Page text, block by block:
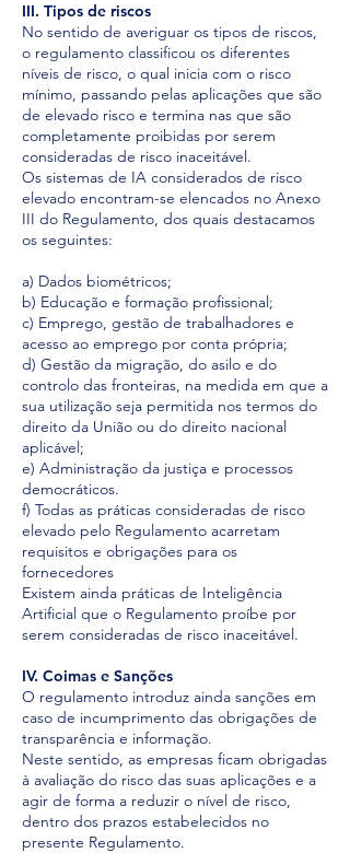
III. Tipos de riscos
No sentido de averiguar os tipos de riscos,
o regulamento classificou os diferentes
níveis de risco, o qual inicia com o risco
mínimo, passando pelas aplicações que são
de elevado risco e termina nas que são
completamente proibidas por serem
consideradas de risco inaceitável.
Os sistemas de IA considerados de risco
elevado encontram-se elencados no Anexo
III do Regulamento, dos quais destacamos
os seguintes:
a) Dados biométricos;
b) Educação e formação profissional;
c) Emprego, gestão de trabalhadores e
acesso ao emprego por conta própria;
d) Gestão da migração, do asilo e do
controlo das fronteiras, na medida em que a
sua utilização seja permitida nos termos do
direito da União ou do direito nacional
aplicável;
e) Administração da justiça e processos
democráticos.
f) Todas as práticas consideradas de risco
elevado pelo Regulamento acarretam
requisitos e obrigações para os
fornecedores
Existem ainda práticas de Inteligência
Artificial que o Regulamento proíbe por
serem consideradas de risco inaceitável.
IV. Coimas e Sanções
O regulamento introduz ainda sanções em
caso de incumprimento das obrigações de
transparência e informação.
Neste sentido, as empresas ficam obrigadas
à avaliação do risco das suas aplicações e a
agir de forma a reduzir o nível de risco,
dentro dos prazos estabelecidos no
presente Regulamento.